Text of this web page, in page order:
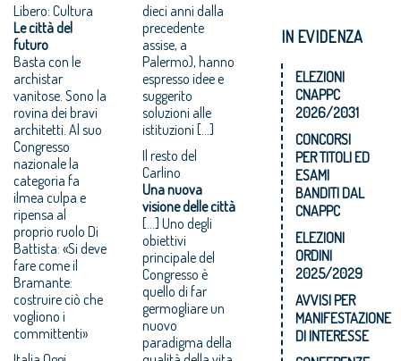
Libero: Cultura
Le città del
futuro
Basta con le
archistar
vanitose. Sono la
rovina dei bravi
architetti. Al suo
Congresso
nazionale la
categoria fa
ilmea culpa e
ripensa al
proprio ruolo Di
Battista: «Si deve
fare come il
Bramante:
costruire ciò che
vogliono i
committenti»
dieci anni dalla
precedente
assise, a
Palermo), hanno
espresso idee e
suggerito
soluzioni alle
istituzioni […]
Il resto del
Carlino
Una nuova
visione delle città
[…] Uno degli
obiettivi
principale del
Congresso è
quello di far
germogliare un
nuovo
paradigma della
IN EVIDENZA
ELEZIONI
CNAPPC
2026/2031
CONCORSI
PER TITOLI ED
ESAMI
BANDITI DAL
CNAPPC
ELEZIONI
ORDINI
2025/2029
AVVISI PER
MANIFESTAZIONE
DI INTERESSE